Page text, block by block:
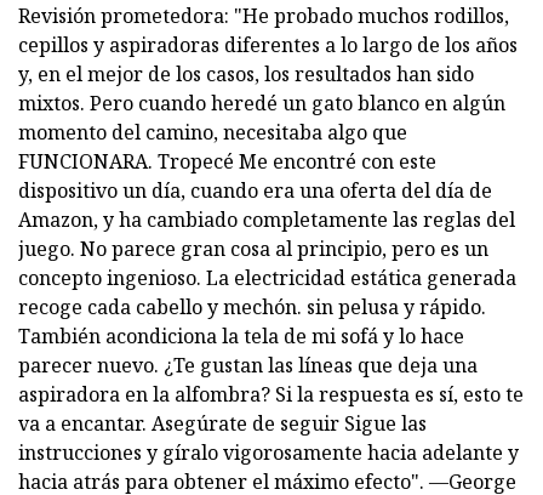
Revisión prometedora: "He probado muchos rodillos,
cepillos y aspiradoras diferentes a lo largo de los años
y, en el mejor de los casos, los resultados han sido
mixtos. Pero cuando heredé un gato blanco en algún
momento del camino, necesitaba algo que
FUNCIONARA. Tropecé Me encontré con este
dispositivo un día, cuando era una oferta del día de
Amazon, y ha cambiado completamente las reglas del
juego. No parece gran cosa al principio, pero es un
concepto ingenioso. La electricidad estática generada
recoge cada cabello y mechón. sin pelusa y rápido.
También acondiciona la tela de mi sofá y lo hace
parecer nuevo. ¿Te gustan las líneas que deja una
aspiradora en la alfombra? Si la respuesta es sí, esto te
va a encantar. Asegúrate de seguir Sigue las
instrucciones y gíralo vigorosamente hacia adelante y
hacia atrás para obtener el máximo efecto". —George